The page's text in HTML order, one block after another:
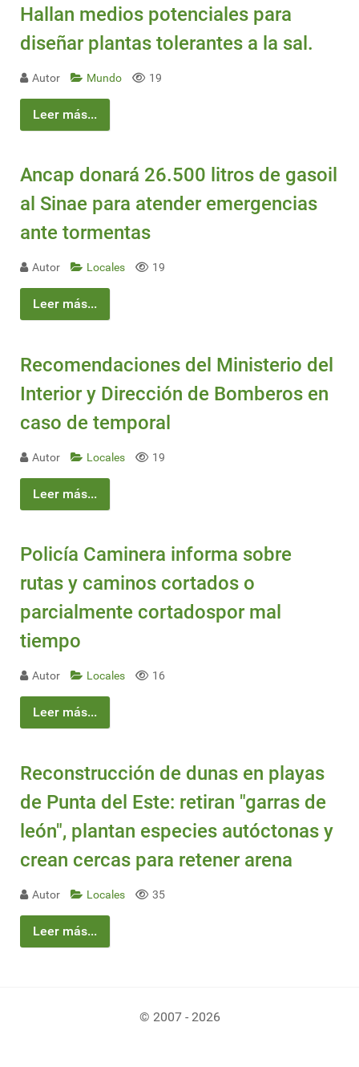
Hallan medios potenciales para
diseñar plantas tolerantes a la sal.
Autor Mundo 19
Leer más...
Ancap donará 26.500 litros de gasoil
al Sinae para atender emergencias
ante tormentas
Autor Locales 19
Leer más...
Recomendaciones del Ministerio del
Interior y Dirección de Bomberos en
caso de temporal
Autor Locales 19
Leer más...
Policía Caminera informa sobre
rutas y caminos cortados o
parcialmente cortadospor mal
tiempo
Autor Locales 16
Leer más...
Reconstrucción de dunas en playas
de Punta del Este: retiran "garras de
león", plantan especies autóctonas y
crean cercas para retener arena
Autor Locales 35
Leer más...
© 2007 - 2026